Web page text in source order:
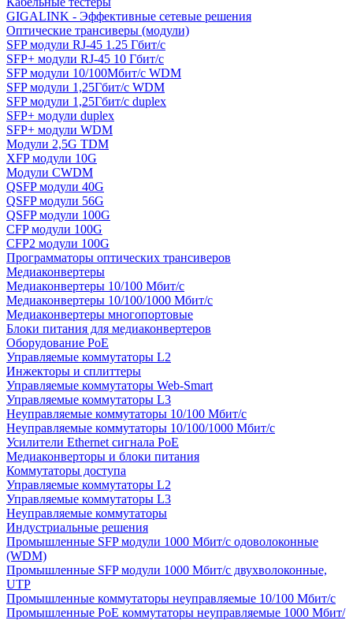
GIGALINK - Эффективные сетевые решения
Оптические трансиверы (модули)
SFP модули RJ-45 1.25 Гбит/c
SFP+ модули RJ-45 10 Гбит/c
SFP модули 10/100Мбит/с WDM
SFP модули 1,25Гбит/с WDM
SFP модули 1,25Гбит/с duplex
SFP+ модули duplex
SFP+ модули WDM
Модули 2,5G TDM
XFP модули 10G
Модули CWDM
QSFP модули 40G
QSFP модули 56G
QSFP модули 100G
CFP модули 100G
CFP2 модули 100G
Программаторы оптических трансиверов
Медиаконвертеры
Медиаконвертеры 10/100 Мбит/с
Медиаконвертеры 10/100/1000 Мбит/c
Медиаконвертеры многопортовые
Блоки питания для медиаконвертеров
Оборудование PoE
Управляемые коммутаторы L2
Инжекторы и сплиттеры
Управляемые коммутаторы Web-Smart
Управляемые коммутаторы L3
Неуправляемые коммутаторы 10/100 Мбит/с
Неуправляемые коммутаторы 10/100/1000 Мбит/с
Усилители Ethernet сигнала PoE
Медиаконверторы и блоки питания
Коммутаторы доступа
Управляемые коммутаторы L2
Управляемые коммутаторы L3
Неуправляемые коммутаторы
Индустриальные решения
Промышленные SFP модули 1000 Мбит/c одоволоконные
(WDM)
Промышленные SFP модули 1000 Мбит/c двухволоконные,
UTP
Промышленные коммутаторы неуправляемые 10/100 Мбит/с
Промышленные PoE коммутаторы неуправляемые 1000 Мбит/